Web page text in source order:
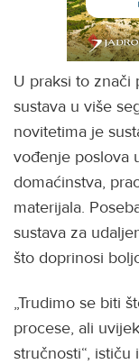
U praksi to znači
sustava u više
novitetima je
vođenje poslova
domaćinstva,
materijala.
sustava za
što doprinosi
„Trudimo se biti
procese, ali
stručnosti“, ističu